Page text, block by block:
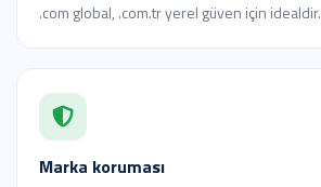
.com global, .com.tr yerel güven için idealdir.
Marka koruması